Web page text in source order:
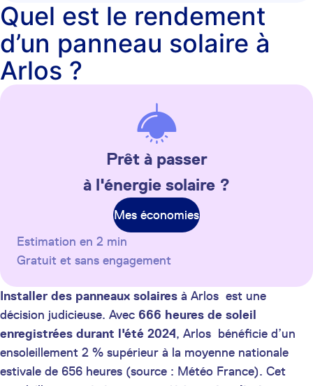
Quel est le rendement
d’un panneau solaire à
Arlos ?
Prêt à passer
à l'énergie solaire ?
Mes économies
Estimation en 2 min
Gratuit et sans engagement
Installer des panneaux solaires à Arlos est une
décision judicieuse. Avec 666 heures de soleil
enregistrées durant l'été 2024, Arlos bénéficie d’un
ensoleillement 2 % supérieur à la moyenne nationale
estivale de 656 heures (source : Météo France). Cet